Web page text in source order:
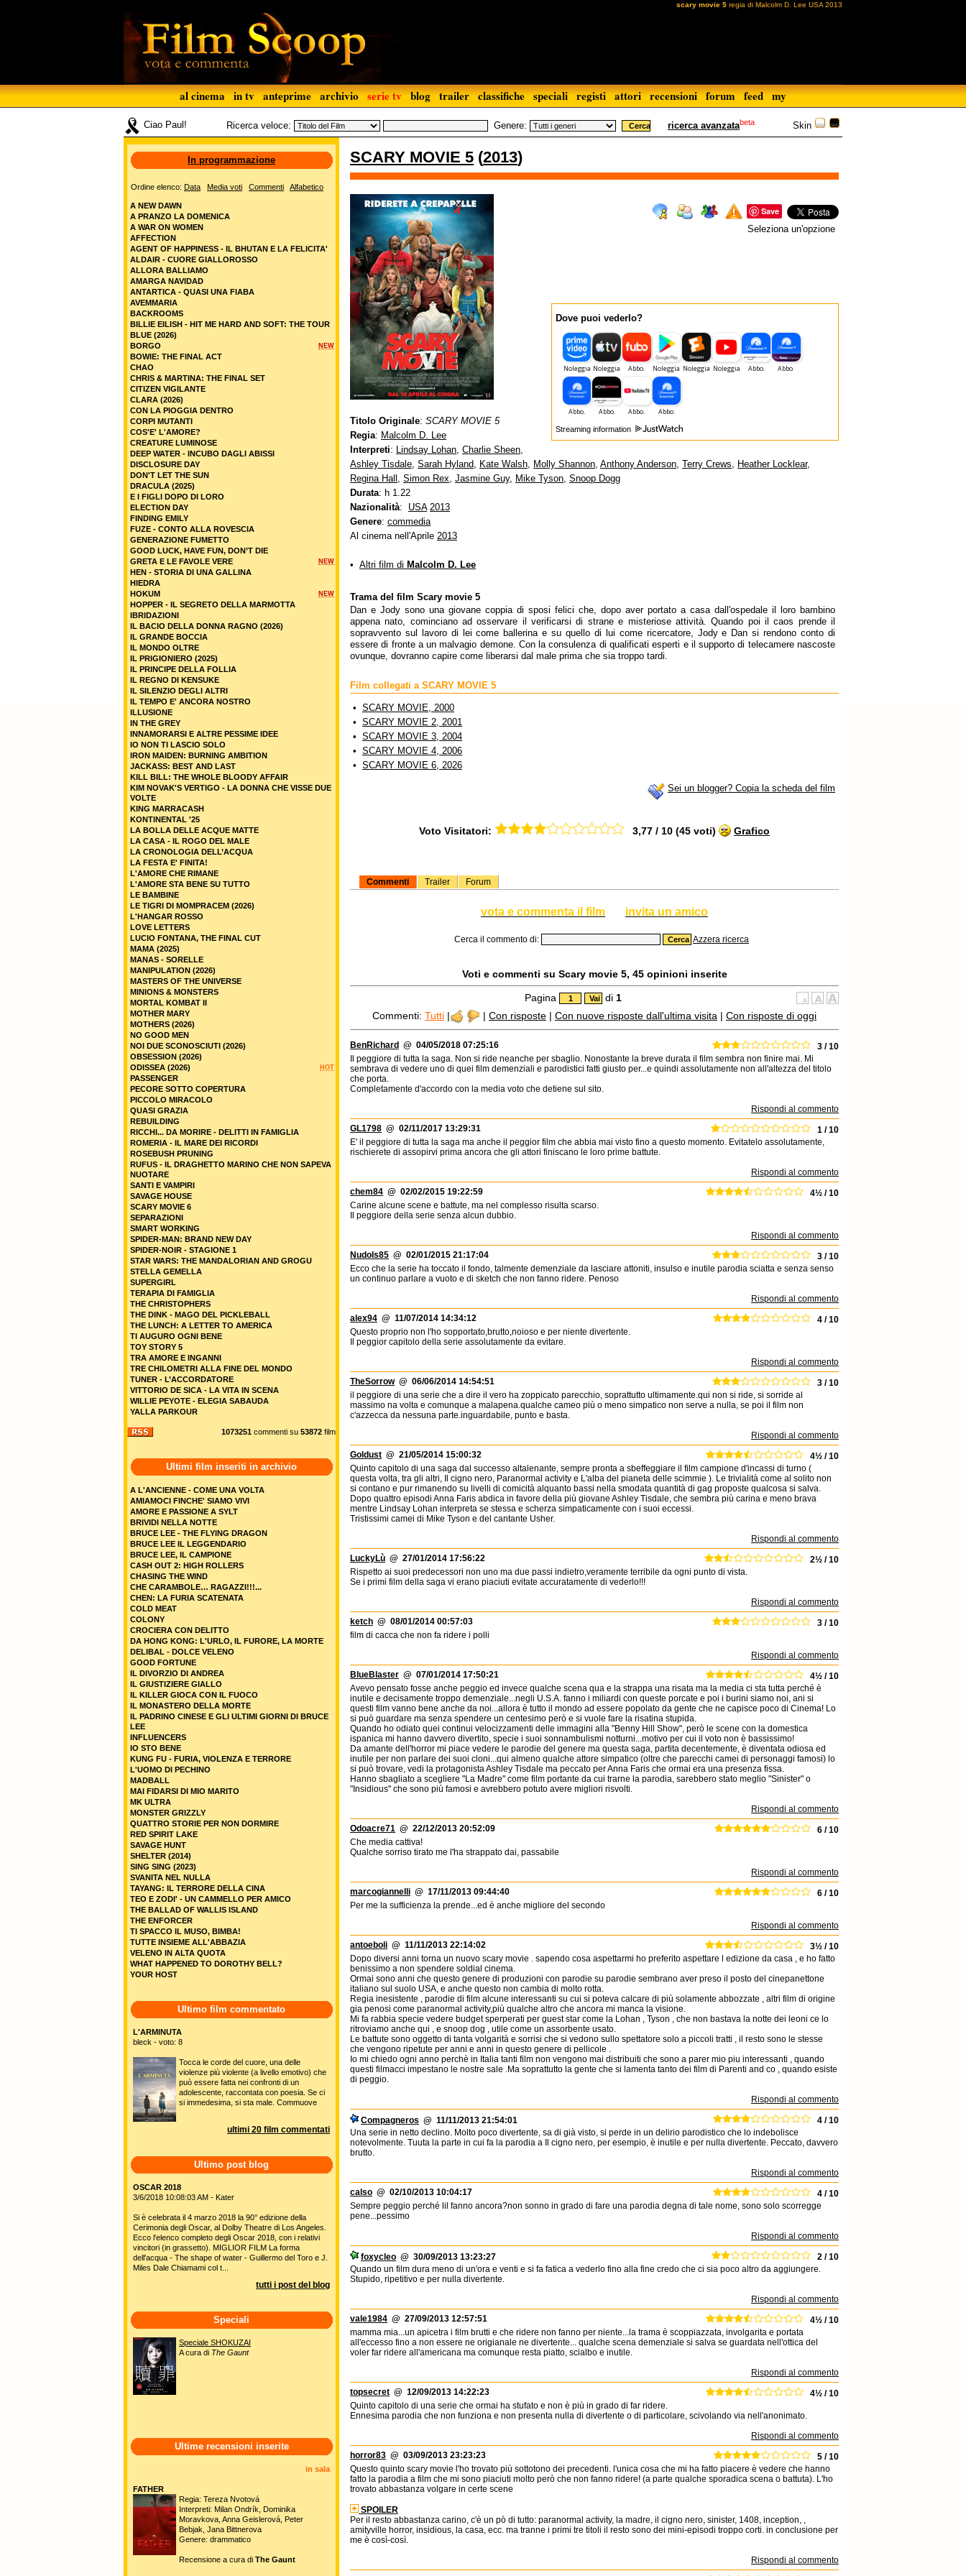
scary movie 5 regia di Malcolm D. Lee USA 2013
al cinema in tv anteprime archivio serie tv blog trailer classifiche speciali registi attori recensioni forum feed my
Skin
Ciao Paul! Ricerca veloce: Genere: ricerca avanzatabeta
SCARY MOVIE 5 (2013)
Save
Seleziona un'opzione
Dove puoi vederlo?
Streaming information
Titolo Originale: SCARY MOVIE 5
Regia: Malcolm D. Lee
Interpreti: Lindsay Lohan, Charlie Sheen,
Ashley Tisdale, Sarah Hyland, Kate Walsh, Molly Shannon, Anthony Anderson, Terry Crews, Heather Locklear,
Regina Hall , Simon Rex, Jasmine Guy, Mike Tyson, Snoop Dogg
Durata: h 1.22
Nazionalità: USA 2013
Genere: commedia
Al cinema nell'Aprile 2013
• Altri film di Malcolm D. Lee
Trama del film Scary movie 5
Dan e Jody sono una giovane coppia di sposi felici che, dopo aver portato a casa dall'ospedale il loro bambino
appena nato, cominciano ad osservare il verificarsi di strane e misteriose attività. Quando poi il caos prende il
sopravvento sul lavoro di lei come ballerina e su quello di lui come ricercatore, Jody e Dan si rendono conto di
essere di fronte a un malvagio demone. Con la consulenza di qualificati esperti e il supporto di telecamere nascoste
ovunque, dovranno capire come liberarsi dal male prima che sia troppo tardi.
Film collegati a SCARY MOVIE 5
• SCARY MOVIE, 2000
• SCARY MOVIE 2, 2001
• SCARY MOVIE 3, 2004
• SCARY MOVIE 4, 2006
• SCARY MOVIE 6, 2026
Sei un blogger? Copia la scheda del film
Voto Visitatori: 3,77 / 10 (45 voti) Grafico
Commenti Trailer Forum
vota e commenta il film invita un amico
Cerca il commento di: Azzera ricerca
Voti e commenti su Scary movie 5, 45 opinioni inserite
Pagina di 1
Commenti: Tutti | | Con risposte | Con nuove risposte dall'ultima visita | Con risposte di oggi
BenRichard @ 04/05/2018 07:25:16
3 / 10
Il peggiore di tutta la saga. Non si ride neanche per sbaglio. Nonostante la breve durata il film sembra non finire mai. Mi
sembrava di vedere uno di quei film demenziali e parodistici fatti giusto per...e quindi assolutamente non all'altezza del titolo
che porta.
Completamente d'accordo con la media voto che detiene sul sito.
Rispondi al commento
GL1798 @ 02/11/2017 13:29:31
1 / 10
E' il peggiore di tutta la saga ma anche il peggior film che abbia mai visto fino a questo momento. Evitatelo assolutamente,
rischierete di assopirvi prima ancora che gli attori finiscano le loro prime battute.
Rispondi al commento
chem84 @ 02/02/2015 19:22:59
4½ / 10
Carine alcune scene e battute, ma nel complesso risulta scarso.
Il peggiore della serie senza alcun dubbio.
Rispondi al commento
Nudols85 @ 02/01/2015 21:17:04
3 / 10
Ecco che la serie ha toccato il fondo, talmente demenziale da lasciare attoniti, insulso e inutile parodia sciatta e senza senso
un continuo parlare a vuoto e di sketch che non fanno ridere. Penoso
Rispondi al commento
alex94 @ 11/07/2014 14:34:12
4 / 10
Questo proprio non l'ho sopportato,brutto,noioso e per niente divertente.
Il peggior capitolo della serie assolutamente da evitare.
Rispondi al commento
TheSorrow@ 06/06/2014 14:54:51
3 / 10
il peggiore di una serie che a dire il vero ha zoppicato parecchio, soprattutto ultimamente.qui non si ride, si sorride al
massimo na volta e comunque a malapena.qualche cameo più o meno simpatico non serve a nulla, se poi il film non
c'azzecca da nessuna parte.inguardabile, punto e basta.
Rispondi al commento
Goldust @ 21/05/2014 15:00:32
4½ / 10
Quinto capitolo di una saga dal successo altalenante, sempre pronta a sbeffeggiare il film campione d'incassi di turno (
questa volta, tra gli altri, Il cigno nero, Paranormal activity e L'alba del pianeta delle scimmie ). Le trivialità come al solito non
si contano e pur rimanendo su livelli di comicità alquanto bassi nella smodata quantità di gag proposte qualcosa si salva.
Dopo quattro episodi Anna Faris abdica in favore della più giovane Ashley Tisdale, che sembra più carina e meno brava
mentre Lindsay Lohan interpreta se stessa e scherza simpaticamente con i suoi eccessi.
Tristissimi camei di Mike Tyson e del cantante Usher.
Rispondi al commento
LuckyLù @ 27/01/2014 17:56:22
2½ / 10
Rispetto ai suoi predecessori non uno ma due passi indietro,veramente terribile da ogni punto di vista.
Se i primi film della saga vi erano piaciuti evitate accuratamente di vederlo!!!
Rispondi al commento
ketch @ 08/01/2014 00:57:03
3 / 10
film di cacca che non fa ridere i polli
Rispondi al commento
BlueBlaster @ 07/01/2014 17:50:21
4½ / 10
Avevo pensato fosse anche peggio ed invece qualche scena qua e la strappa una risata ma la media ci sta tutta perché è
inutile e decisamente troppo demenziale...negli U.S.A. fanno i miliardi con queste porcate e poi i burini siamo noi, ani si
questi film vanno bene anche da noi...allora è tutto il mondo ad essere popolato da gente che ne capisce poco di Cinema! Lo
si può guardare ma senza spendere un centesimo però e si vuole fare la risatina stupida.
Quando ho odiato quei continui velocizzamenti delle immagini alla "Benny Hill Show", però le scene con la domestica
ispanica mi hanno davvero divertito, specie i suoi sonnambulismi notturni...motivo per cui il voto non è bassissimo!
Da amante dell'horror mi piace vedere le parodie del genere ma questa saga, partita decentemente, è diventata odiosa ed
inutile per non parlare dei suoi cloni...qui almeno qualche attore simpatico (oltre che parecchi camei di personaggi famosi) lo
si può trovare, vedi la protagonista Ashley Tisdale ma peccato per Anna Faris che ormai era una presenza fissa.
Hanno sbagliato a scegliere "La Madre" come film portante da cui trarne la parodia, sarebbero stato meglio "Sinister" o
"Insidious" che sono più famosi e avrebbero potuto avere migliori risvolti.
Rispondi al commento
Odoacre71 @ 22/12/2013 20:52:09
6 / 10
Che media cattiva!
Qualche sorriso tirato me l'ha strappato dai, passabile
Rispondi al commento
marcogiannelli @ 17/11/2013 09:44:40
6 / 10
Per me la sufficienza la prende...ed è anche migliore del secondo
Rispondi al commento
antoeboli @ 11/11/2013 22:14:02
3½ / 10
Dopo diversi anni torna un nuovo scary movie . sapendo cosa aspettarmi ho preferito aspettare l edizione da casa , e ho fatto
benissimo a non spendere soldial cinema.
Ormai sono anni che questo genere di produzioni con parodie su parodie sembrano aver preso il posto del cinepanettone
italiano sul suolo USA, e anche questo non cambia di molto rotta.
Regia inesistente , parodie di film alcune interessanti su cui si poteva calcare di più solamente abbozzate , altri film di origine
gia penosi come paranormal activity,più qualche altro che ancora mi manca la visione.
Mi fa rabbia specie vedere budget sperperati per guest star come la Lohan , Tyson , che non bastava la notte dei leoni ce lo
ritroviamo anche qui , e snoop dog , utile come un assorbente usato.
Le battute sono oggetto di tanta volgarità e sorrisi che si vedono sullo spettatore solo a piccoli tratti , il resto sono le stesse
che vengono ripetute per anni e anni in questo genere di pellicole .
Io mi chiedo ogni anno perchè in Italia tanti film non vengono mai distribuiti che sono a parer mio piu interessanti , quando
questi filmacci impestano le nostre sale .Ma soprattutto la gente che si lamenta tanto dei film di Parenti and co , quando esiste
di peggio.
Rispondi al commento
Compagneros @ 11/11/2013 21:54:01
4 / 10
Una serie in netto declino. Molto poco divertente, sa di già visto, si perde in un delirio parodistico che lo indebolisce
notevolmente. Tuuta la parte in cui fa la parodia a Il cigno nero, per esempio, è inutile e per nulla divertente. Peccato, davvero
brutto.
Rispondi al commento
calso @ 02/10/2013 10:04:17
4 / 10
Sempre peggio perché lil fanno ancora?non sonno in grado di fare una parodia degna di tale nome, sono solo scorregge
pene...pessimo
Rispondi al commento
foxycleo @ 30/09/2013 13:23:27
2 / 10
Quando un film dura meno di un'ora e venti e si fa fatica a vederlo fino alla fine credo che ci sia poco altro da aggiungere.
Stupido, ripetitivo e per nulla divertente.
Rispondi al commento
vale1984 @ 27/09/2013 12:57:51
4½ / 10
mamma mia...un apicetra i film brutti e che ridere non fanno per niente...la trama è scoppiazzata, involgarita e portata
all'eccesso fino a non essere ne origianale ne divertente... qualche scena demenziale si salva se guardata nell'ottica del
voler far ridere all'americana ma comunque resta piatto, scialbo e inutile.
Rispondi al commento
topsecret @ 12/09/2013 14:22:23
4½ / 10
Quinto capitolo di una serie che ormai ha stufato e non è più in grado di far ridere.
Ennesima parodia che non funziona e non presenta nulla di divertente o di particolare, scivolando via nell'anonimato.
Rispondi al commento
horror83 @ 03/09/2013 23:23:23
5 / 10
Questo quinto scary movie l'ho trovato più sottotono dei precedenti. l'unica cosa che mi ha fatto piacere è vedere che hanno
fatto la parodia a film che mi sono piaciuti molto però che non fanno ridere! (a parte qualche sporadica scena o battuta). L'ho
trovato abbastanza volgare in certe scene
SPOILER
Per il resto abbastanza carino, c'è un pò di tutto: paranormal activity, la madre, il cigno nero, sinister, 1408, inception, ,
amityville horror, insidious, la casa, ecc. ma tranne i primi tre titoli il resto sono dei mini-episodi troppo corti. in conclusione per
me è così-così.
Rispondi al commento
In programmazione
Ordine elenco: Data Media voti Commenti Alfabetico
A NEW DAWN
A PRANZO LA DOMENICA
A WAR ON WOMEN
AFFECTION
AGENT OF HAPPINESS - IL BHUTAN E LA FELICITA'
ALDAIR - CUORE GIALLOROSSO
ALLORA BALLIAMO
AMARGA NAVIDAD
ANTARTICA - QUASI UNA FIABA
AVEMMARIA
BACKROOMS
BILLIE EILISH - HIT ME HARD AND SOFT: THE TOUR
BLUE (2026)
NEW
BORGO
BOWIE: THE FINAL ACT
CHAO
CHRIS & MARTINA: THE FINAL SET
CITIZEN VIGILANTE
CLARA (2026)
CON LA PIOGGIA DENTRO
CORPI MUTANTI
COS'E' L'AMORE?
CREATURE LUMINOSE
DEEP WATER - INCUBO DAGLI ABISSI
DISCLOSURE DAY
DON'T LET THE SUN
DRACULA (2025)
E I FIGLI DOPO DI LORO
ELECTION DAY
FINDING EMILY
FUZE - CONTO ALLA ROVESCIA
GENERAZIONE FUMETTO
GOOD LUCK, HAVE FUN, DON’T DIE
NEW
GRETA E LE FAVOLE VERE
HEN - STORIA DI UNA GALLINA
HIEDRA
NEW
HOKUM
HOPPER - IL SEGRETO DELLA MARMOTTA
IBRIDAZIONI
IL BACIO DELLA DONNA RAGNO (2026)
IL GRANDE BOCCIA
IL MONDO OLTRE
IL PRIGIONIERO (2025)
IL PRINCIPE DELLA FOLLIA
IL REGNO DI KENSUKE
IL SILENZIO DEGLI ALTRI
IL TEMPO E' ANCORA NOSTRO
ILLUSIONE
IN THE GREY
INNAMORARSI E ALTRE PESSIME IDEE
IO NON TI LASCIO SOLO
IRON MAIDEN: BURNING AMBITION
JACKASS: BEST AND LAST
KILL BILL: THE WHOLE BLOODY AFFAIR
KIM NOVAK'S VERTIGO - LA DONNA CHE VISSE DUE
VOLTE
KING MARRACASH
KONTINENTAL '25
LA BOLLA DELLE ACQUE MATTE
LA CASA - IL ROGO DEL MALE
LA CRONOLOGIA DELL’ACQUA
LA FESTA E' FINITA!
L'AMORE CHE RIMANE
L'AMORE STA BENE SU TUTTO
LE BAMBINE
LE TIGRI DI MOMPRACEM (2026)
L'HANGAR ROSSO
LOVE LETTERS
LUCIO FONTANA, THE FINAL CUT
MAMA (2025)
MANAS - SORELLE
MANIPULATION (2026)
MASTERS OF THE UNIVERSE
MINIONS & MONSTERS
MORTAL KOMBAT II
MOTHER MARY
MOTHERS (2026)
NO GOOD MEN
NOI DUE SCONOSCIUTI (2026)
OBSESSION (2026)
HOT
ODISSEA (2026)
PASSENGER
PECORE SOTTO COPERTURA
PICCOLO MIRACOLO
QUASI GRAZIA
REBUILDING
RICCHI... DA MORIRE - DELITTI IN FAMIGLIA
ROMERIA - IL MARE DEI RICORDI
ROSEBUSH PRUNING
RUFUS - IL DRAGHETTO MARINO CHE NON SAPEVA
NUOTARE
SANTI E VAMPIRI
SAVAGE HOUSE
SCARY MOVIE 6
SEPARAZIONI
SMART WORKING
SPIDER-MAN: BRAND NEW DAY
SPIDER-NOIR - STAGIONE 1
STAR WARS: THE MANDALORIAN AND GROGU
STELLA GEMELLA
SUPERGIRL
TERAPIA DI FAMIGLIA
THE CHRISTOPHERS
THE DINK - MAGO DEL PICKLEBALL
THE LUNCH: A LETTER TO AMERICA
TI AUGURO OGNI BENE
TOY STORY 5
TRA AMORE E INGANNI
TRE CHILOMETRI ALLA FINE DEL MONDO
TUNER - L’ACCORDATORE
VITTORIO DE SICA - LA VITA IN SCENA
WILLIE PEYOTE - ELEGIA SABAUDA
YALLA PARKOUR
1073251 commenti su 53872 film
Ultimi film inseriti in archivio
A L'ANCIENNE - COME UNA VOLTA
AMIAMOCI FINCHE' SIAMO VIVI
AMORE E PASSIONE A SYLT
BRIVIDI NELLA NOTTE
BRUCE LEE - THE FLYING DRAGON
BRUCE LEE IL LEGGENDARIO
BRUCE LEE, IL CAMPIONE
CASH OUT 2: HIGH ROLLERS
CHASING THE WIND
CHE CARAMBOLE… RAGAZZI!!!...
CHEN: LA FURIA SCATENATA
COLD MEAT
COLONY
CROCIERA CON DELITTO
DA HONG KONG: L'URLO, IL FURORE, LA MORTE
DELIBAL - DOLCE VELENO
GOOD FORTUNE
IL DIVORZIO DI ANDREA
IL GIUSTIZIERE GIALLO
IL KILLER GIOCA CON IL FUOCO
IL MONASTERO DELLA MORTE
IL PADRINO CINESE E GLI ULTIMI GIORNI DI BRUCE
LEE
INFLUENCERS
IO STO BENE
KUNG FU - FURIA, VIOLENZA E TERRORE
L'UOMO DI PECHINO
MADBALL
MAI FIDARSI DI MIO MARITO
MK ULTRA
MONSTER GRIZZLY
QUATTRO STORIE PER NON DORMIRE
RED SPIRIT LAKE
SAVAGE HUNT
SHELTER (2014)
SING SING (2023)
SVANITA NEL NULLA
TAYANG: IL TERRORE DELLA CINA
TEO E ZODI' - UN CAMMELLO PER AMICO
THE BALLAD OF WALLIS ISLAND
THE ENFORCER
TI SPACCO IL MUSO, BIMBA!
TUTTE INSIEME ALL'ABBAZIA
VELENO IN ALTA QUOTA
WHAT HAPPENED TO DOROTHY BELL?
YOUR HOST
Ultimo film commentato
L'ARMINUTA
bleck - voto: 8
Tocca le corde del cuore, una delle
violenze più violente (a livello emotivo) che
può essere fatta nei confronti di un
adolescente, raccontata con poesia. Se ci
si immedesima, si sta male. Commuove
ultimi 20 film commentati
Ultimo post blog
OSCAR 2018
3/6/2018 10:08:03 AM - Kater
Si è celebrata il 4 marzo 2018 la 90° edizione della
Cerimonia degli Oscar, al Dolby Theatre di Los Angeles.
Ecco l'elenco completo degli Oscar 2018, con i relativi
vincitori (in grassetto). MIGLIOR FILM La forma
dell'acqua - The shape of water - Guillermo del Toro e J.
Miles Dale Chiamami col t...
tutti i post del blog
Speciali
Speciale SHOKUZAI
A cura di The Gaunt
Ultime recensioni inserite
in sala
FATHER
Regia: Tereza Nvotová
Interpreti: Milan Ondrík, Dominika
Moravkova, Anna Geislerová, Peter
Bebjak, Jana Bittnerova
Genere: drammatico
Recensione a cura di The Gaunt